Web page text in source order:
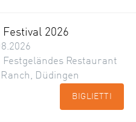
2026
Festgeländes Restaurant
Düdingen
BIGLIETTI